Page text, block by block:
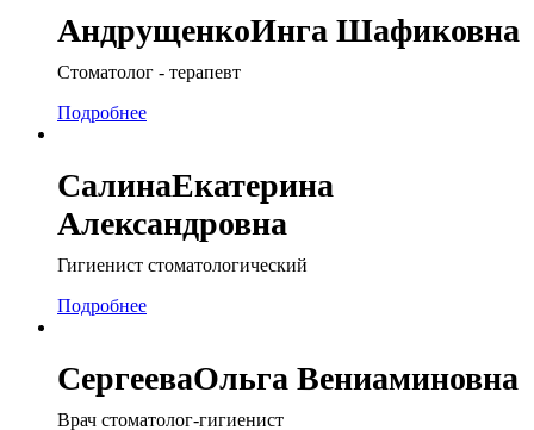
АндрущенкоИнга Шафиковна
Стоматолог - терапевт
Подробнее
СалинаЕкатерина
Александровна
Гигиенист стоматологический
Подробнее
СергееваОльга Вениаминовна
Врач стоматолог-гигиенист